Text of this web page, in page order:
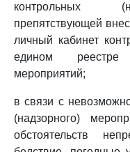
контрольных
препятствующей
личный кабинет
едином реестре
мероприятий;
в связи с
(надзорного)
обстоятельств